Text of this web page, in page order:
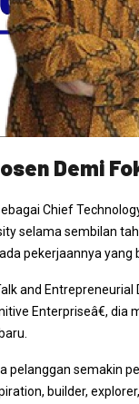
Demi
Chief
selama sembilan
pekerjaannya yang
and
Enterpriseâ€,
pelanggan semakin
builder,